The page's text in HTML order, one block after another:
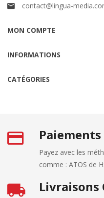
contact@lingua-
MON COMPTE
INFORMATIONS
CATÉGORIES
Paiements
Payez avec les
comme : ATOS de
Livraisons